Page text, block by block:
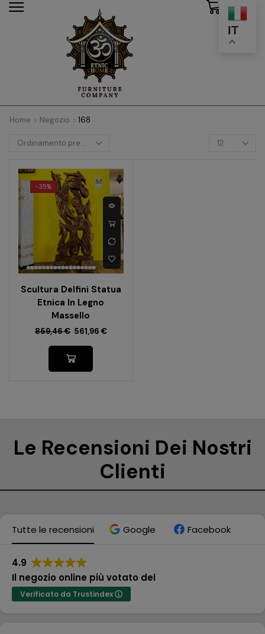
IT
Home Negozio 168
-35%
Scultura Delfini Statua
Etnica In Legno
Massello
859,46€ 561,96 €
Le Recensioni Dei Nostri
Clienti
Tutte le recensioni Google Facebook
4.9
Il negozio online più votato del
Verificato da Trustindex